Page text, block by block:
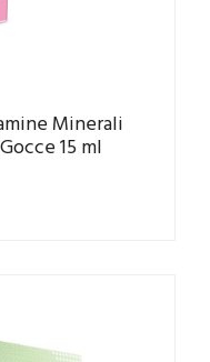
Minerali
15 ml